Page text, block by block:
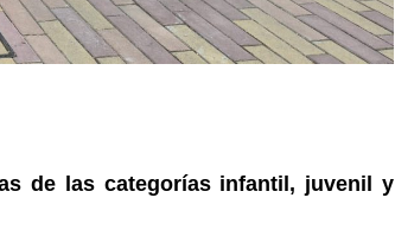
de las categoríasinfantil, juvenil y